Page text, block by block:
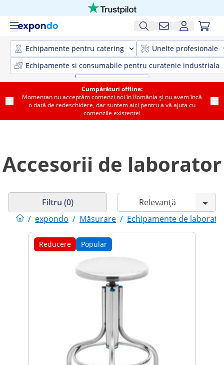
Echipamente pentru catering
Unelte profesionale
Echipamente si consumabile pentru curatenie industriala
Cumpărături offline:
Momentan nu acceptăm comenzi noi în România și nu avem încă
o dată de redeschidere, dar suntem aici pentru a vă ajuta cu
comenzile existente!
Accesorii de laborator
/ expondo / Măsurare / Echipamente de
Filtru (0)
Reducere Popular